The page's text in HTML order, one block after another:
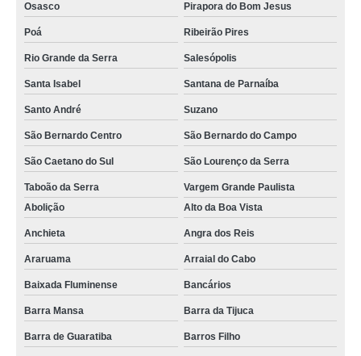
Osasco Pirapora do Bom Jesus
Poá Ribeirão Pires
Rio Grande da Serra Salesópolis
Santa Isabel Santana de Parnaíba
Santo André Suzano
São Bernardo Centro São Bernardo do Campo
São Caetano do Sul São Lourenço da Serra
Taboão da Serra
Vargem Grande Paulista
Abolição
Alto da Boa Vista
Anchieta Angra dos Reis
Araruama Arraial do Cabo
Baixada Fluminense Bancários
Barra Mansa Barra da Tijuca
Barra de Guaratiba Barros Filho